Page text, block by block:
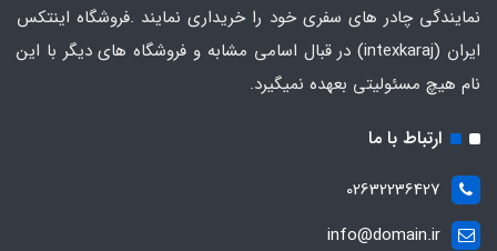
نمایندگی چادر های سفری خود را خریداری نمایند .فروشگاه اینتکس
ایران
(intexkaraj) در قبال اسامی مشابه و فروشگاه های دیگر با این
نام هیچ مسئولیتی بعهده نمیگیرد.
ارتباط با ما
02632236427
info@domain.ir